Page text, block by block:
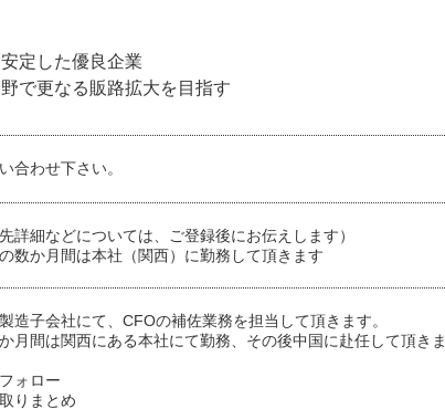
定した優良企業
で更なる販路拡大を目指す
合わせ下さい。
詳細などについては、ご登録後にお伝えします）
数か月間は本社（関西）に勤務して頂きます
造子会社にて、CFOの補佐業務を担当して頂きます。
月間は関西にある本社にて勤務、その後中国に赴任して頂きま
ォロー
りまとめ